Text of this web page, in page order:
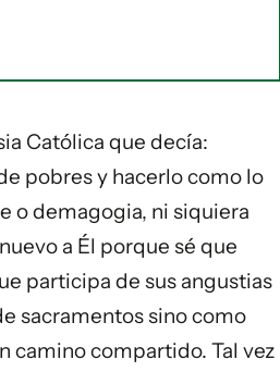
Católica que decía:
pobres y hacerlo como lo
o demagogia, ni siquiera
a Él porque sé que
participa de sus angustias
sacramentos sino como
camino compartido. Tal vez